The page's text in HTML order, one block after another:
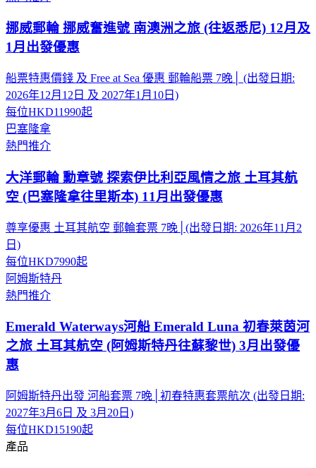
挪威郵輪 挪威奮進號 南澳洲之旅 (往返悉尼) 12月及
1月出發優惠
船票特惠價錢 及 Free at Sea 優惠 郵輪船票 7晚│ (出發日期:
2026年12月12日 及 2027年1月10日)
每位HKD11990起
巴塞隆拿
熱門推介
大洋郵輪 勳章號 探索伊比利亞風情之旅 土耳其航
空 (巴塞隆拿往里斯本) 11月出發優惠
尊享優惠 土耳其航空 郵輪套票 7晚│(出發日期: 2026年11月2
日)
每位HKD7990起
阿姆斯特丹
熱門推介
Emerald Waterways河船 Emerald Luna 初春萊茵河
之旅 土耳其航空 (阿姆斯特丹往蘇黎世) 3月出發優
惠
阿姆斯特丹出發 河船套票 7晚│初春特惠套票航次 (出發日期:
2027年3月6日 及 3月20日)
每位HKD15190起
產品